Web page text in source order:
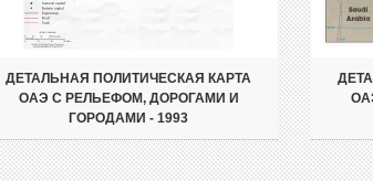
ДЕТАЛЬНАЯ ПОЛИТИЧЕСКАЯ КАРТА
ОАЭ С РЕЛЬЕФОМ, ДОРОГАМИ И
ГОРОДАМИ - 1993